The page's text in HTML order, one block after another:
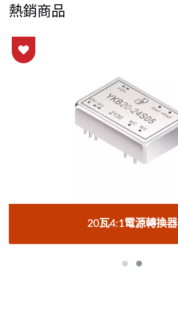
熱銷商品
20瓦4:1電源轉換器